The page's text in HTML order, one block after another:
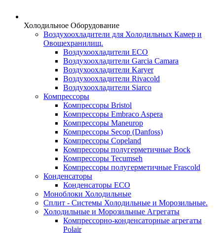
Холодильное Оборудование
Воздухоохладители для Холодильных Камер и
Овощехранилищ.
Воздухоохладители ECO
Воздухоохладители Garcia Camara
Воздухоохладители Karyer
Воздухоохладители Rivacold
Воздухоохладители Siarco
Компрессоры
Компрессоры Bristol
Компрессоры Embraco Aspera
Компрессоры Maneurop
Компрессоры Secop (Danfoss)
Компрессоры Copeland
Компрессоры полугерметичные Bock
Компрессоры Tecumseh
Компрессоры полугерметичные Frascold
Конденсаторы
Конденсаторы ECO
Моноблоки Холодильные
Сплит - Системы Холодильные и Морозильные.
Холодильные и Морозильные Агрегаты
Компрессорно-конденсаторные агрегаты
Polair